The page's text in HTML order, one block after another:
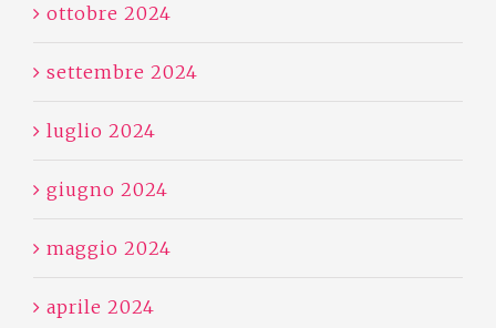
ottobre 2024
settembre 2024
luglio 2024
giugno 2024
maggio 2024
aprile 2024